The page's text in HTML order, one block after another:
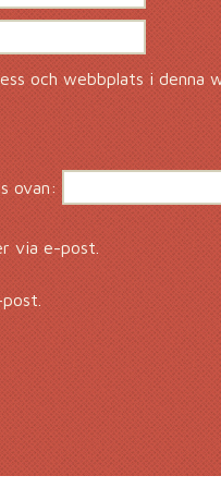
och webbplats i denna
ovan:
via e-post.